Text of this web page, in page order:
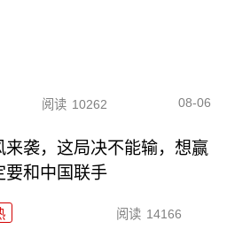
阅读 10262 08-06
来袭，这局决不能输，想赢
要和中国联手
阅读 14166